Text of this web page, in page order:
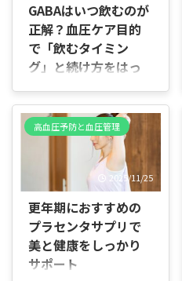
GABAはいつ飲むのが
正解？血圧ケア目的
で「飲むタイミン
グ」と続け方をはっ
はじめに 結論から言うと、
GABAを血圧目的で飲むなら
「飲む時間」に神経質になる
必要はなく、毎日忘れずに続
けられる時間に習慣化するの
が最もおすすめです。 朝でも
夜でも効果に大きな差は出な
いため、生活リズムに合わな
い時間を無理に選ぶより、継
続できることを優先すべきで
す。 GABAは体内でリラック
高血圧予防と血圧管理
2025/11/25
更年期におすすめの
プラセンタサプリで
美と健康をしっかり
サポート